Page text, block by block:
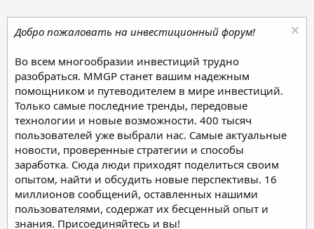
Добро пожаловать на инвестиционный форум!
Во всем многообразии инвестиций трудно
разобраться. MMGP станет вашим надежным
помощником и путеводителем в мире инвестиций.
Только самые последние тренды, передовые
технологии и новые возможности. 400 тысяч
пользователей уже выбрали нас. Самые актуальные
новости, проверенные стратегии и способы
заработка. Сюда люди приходят поделиться своим
опытом, найти и обсудить новые перспективы. 16
миллионов сообщений, оставленных нашими
пользователями, содержат их бесценный опыт и
знания. Присоединяйтесь и вы!